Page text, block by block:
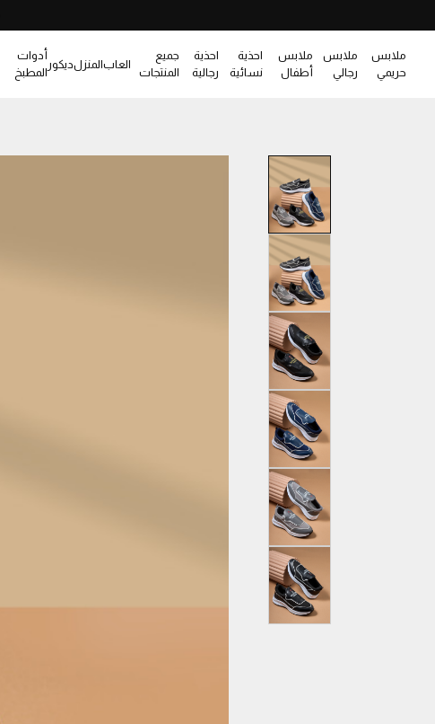
ملابس
حريمي
ملابس
رجالي
ملابس
أطفال
احذية
نسائية
احذية
رجالية
جميع
المنتجات
العابالمنزلديكور
أدوات
المطبخ